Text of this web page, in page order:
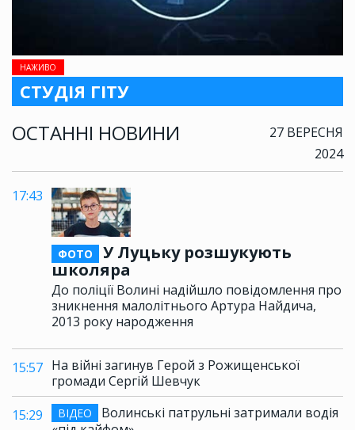
НАЖИВО
СТУДІЯ ГІТУ
ОСТАННІ НОВИНИ
27 ВЕРЕСНЯ
2024
17:43
ФОТО
У Луцьку розшукують
школяра
До поліції Волині надійшло повідомлення про
зникнення малолітнього Артура Найдича,
2013 року народження
15:57 На війні загинув Герой з Рожищенської
громади Сергій Шевчук
15:29
ВІДЕО
Волинські патрульні затримали водія